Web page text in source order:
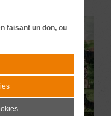
faisant un don, ou